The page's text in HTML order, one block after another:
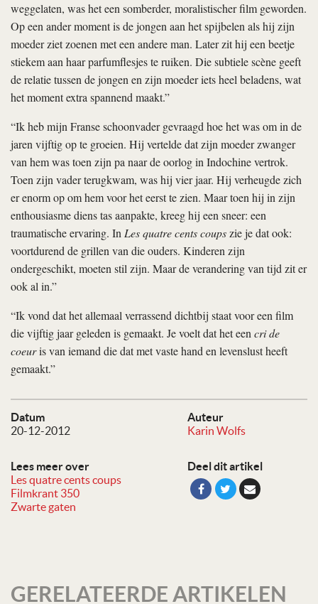
Datum
20-12-2012
Auteur
Karin Wolfs
Lees meer over
Les quatre cents coups
Filmkrant 350
Zwarte gaten
Deel dit artikel
weggelaten, was het een somberder, moralistischer film geworden.
Op een ander moment is de jongen aan het spijbelen als hij zijn
moeder ziet zoenen met een andere man. Later zit hij een beetje
stiekem aan haar parfumflesjes te ruiken. Die subtiele scène geeft
de relatie tussen de jongen en zijn moeder iets heel beladens, wat
het moment extra spannend maakt.”
“Ik heb mijn Franse schoonvader gevraagd hoe het was om in de
jaren vijftig op te groeien. Hij vertelde dat zijn moeder zwanger
van hem was toen zijn pa naar de oorlog in Indochine vertrok.
Toen zijn vader terugkwam, was hij vier jaar. Hij verheugde zich
er enorm op om hem voor het eerst te zien. Maar toen hij in zijn
enthousiasme diens tas aanpakte, kreeg hij een sneer: een
traumatische ervaring. InLes quatre cents coupszie je dat ook:
voortdurend de grillen van die ouders. Kinderen zijn
ondergeschikt, moeten stil zijn. Maar de verandering van tijd zit er
ook al in.”
“Ik vond dat het allemaal verrassend dichtbij staat voor een film
die vijftig jaar geleden is gemaakt. Je voelt dat het eencri de
coeuris van iemand die dat met vaste hand en levenslust heeft
gemaakt.”
GERELATEERDE ARTIKELEN